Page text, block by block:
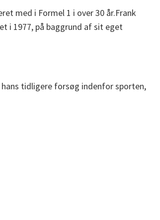
med i Formel 1 i over 30 år.Frank
i 1977, på baggrund af sit eget
tidligere forsøg indenfor sporten,